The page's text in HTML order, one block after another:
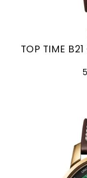
TOP TIME